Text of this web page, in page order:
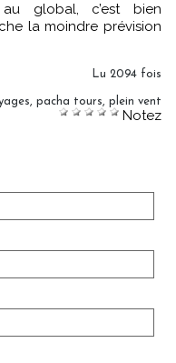
global, c’est bien
la moindre prévision
Lu 2094 fois
, pacha tours, plein vent
Notez